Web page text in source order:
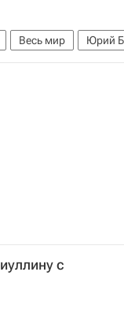
Весь мир Юрий
с